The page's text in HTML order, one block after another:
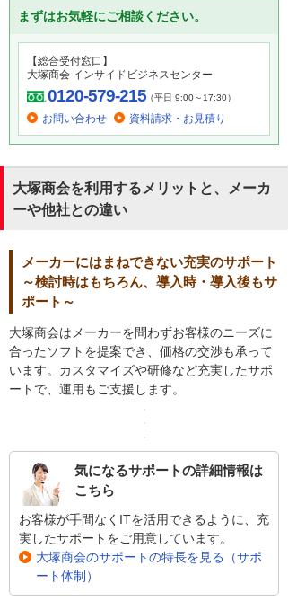
まずはお気軽にご相談ください。
【総合受付窓口】
大塚商会 インサイドビジネスセンター
0120-579-215（平日 9:00～17:30）
お問い合わせ 資料請求・お見積り
大塚商会を利用するメリットと、メーカ
ーや他社との違い
メーカーにはまねできない充実のサポート
～検討時はもちろん、導入時・導入後もサ
ポート～
大塚商会はメーカーを問わずお客様のニーズに
合ったソフトを提案でき、価格の交渉も承って
います。カスタマイズや研修など充実したサポ
ートで、運用もご支援します。
気になるサポートの詳細情報は
こちら
お客様が手間なくITを活用できるように、充
実したサポートをご用意しています。
大塚商会のサポートの特長を見る（サポ
ート体制）